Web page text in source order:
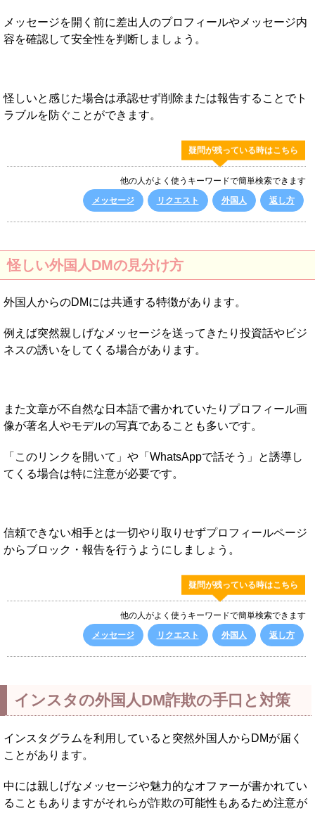
メッセージを開く前に差出人のプロフィールやメッセージ内
容を確認して安全性を判断しましょう。
怪しいと感じた場合は承認せず削除または報告することでト
ラブルを防ぐことができます。
疑問が残っている時はこちら
他の人がよく使うキーワードで簡単検索できます
メッセージ
リクエスト 外国人 返し方
怪しい外国人DMの見分け方
外国人からのDMには共通する特徴があります。
例えば突然親しげなメッセージを送ってきたり投資話やビジ
ネスの誘いをしてくる場合があります。
また文章が不自然な日本語で書かれていたりプロフィール画
像が著名人やモデルの写真であることも多いです。
「このリンクを開いて」や「WhatsAppで話そう」と誘導し
てくる場合は特に注意が必要です。
信頼できない相手とは一切やり取りせずプロフィールページ
からブロック・報告を行うようにしましょう。
疑問が残っている時はこちら
他の人がよく使うキーワードで簡単検索できます
メッセージ
リクエスト 外国人 返し方
インスタの外国人DM詐欺の手口と対策
インスタグラムを利用していると突然外国人からDMが届く
ことがあります。
中には親しげなメッセージや魅力的なオファーが書かれてい
ることもありますがそれらが詐欺の可能性もあるため注意が